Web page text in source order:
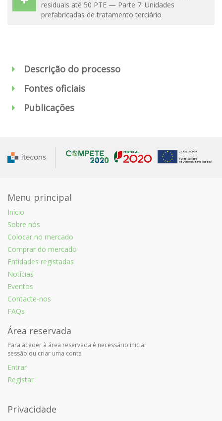
residuais até 50 PTE — Parte 7: Unidades
prefabricadas de tratamento terciário
Descrição do processo
Fontes oficiais
Publicações
Menu principal
Início
Sobre nós
Colocar no mercado
Comprar do mercado
Entidades registadas
Notícias
Eventos
Contacte-nos
FAQs
Área reservada
Para aceder à área reservada é necessário iniciar
sessão ou criar uma conta
Entrar
Registar
Privacidade